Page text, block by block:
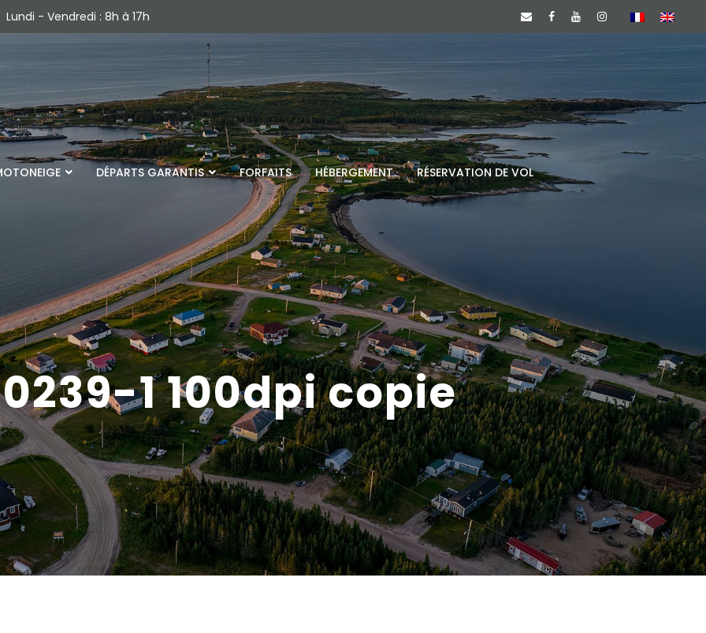
Lundi - Vendredi : 8h à 17h
DÉPARTS GARANTIS FORFAITS HÉBERGEMENT RÉSERVATION DE VOL
1 100dpi copie